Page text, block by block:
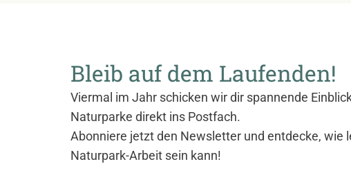
Bleib auf dem Laufenden!
Viermal im Jahr schicken wir dir spannende
Naturparke direkt ins Postfach.
Abonniere jetzt den Newsletter und entdecke, wie
Naturpark-Arbeit sein kann!